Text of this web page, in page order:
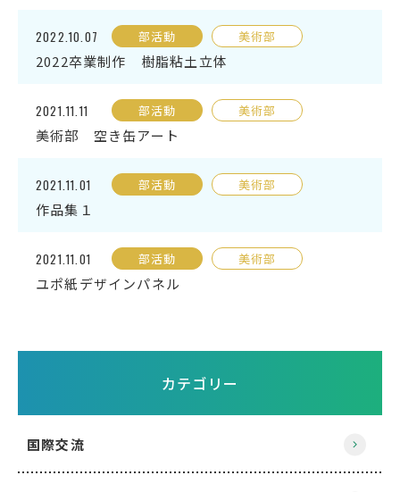
保健室より
図書室より
事務室より
在校生の皆さんへ
保護者の方へ
本校のPTA活動
地域の皆様へ
教育関係者の方へ
各種証明書発行
お問い合わせ
English
2022.10.07 部活動 美術部
2022卒業制作 樹脂粘土立体
2021.11.11 部活動 美術部
美術部 空き缶アート
2021.11.01 部活動 美術部
作品集１
2021.11.01 部活動 美術部
ユポ紙デザインパネル
カテゴリー
国際交流